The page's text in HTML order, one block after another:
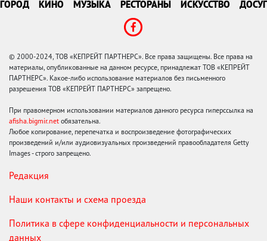
ГОРОД КИНО МУЗЫКА РЕСТОРАНЫ ИСКУССТВО ДОСУГ
© 2000-2024, ТОВ «КЕПРЕЙТ ПАРТНЕРС». Все права защищены. Все права на
материалы, опубликованные на данном ресурсе, принадлежат ТОВ «КЕПРЕЙТ
ПАРТНЕРС». Какое-либо использование материалов без письменного
разрешения ТОВ «КЕПРЕЙТ ПАРТНЕРС» запрещено.
При правомерном использовании материалов данного ресурса гиперссылка на
afisha.bigmir.net обязательна.
Любое копирование, перепечатка и воспроизведение фотографических
произведений и/или аудиовизуальных произведений правообладателя Getty
Images - строго запрещено.
Редакция
Наши контакты и схема проезда
Политика в сфере конфиденциальности и персональных
данных